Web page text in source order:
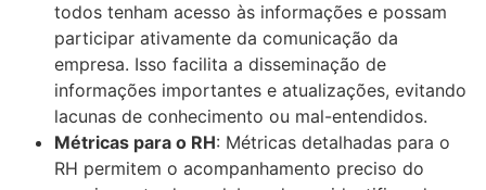
todos tenham acesso às informações e possam
participar ativamente da comunicação da
empresa. Isso facilita a disseminação de
informações importantes e atualizações, evitando
lacunas de conhecimento ou mal-entendidos.
Métricas para o RH: Métricas detalhadas para o
RH permitem o acompanhamento preciso do